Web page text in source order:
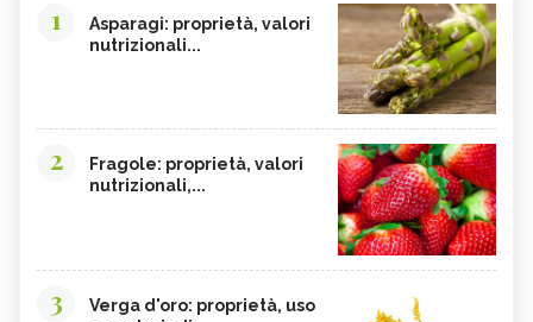
1
Asparagi: proprietà, valori
nutrizionali...
2
Fragole: proprietà, valori
nutrizionali,...
3
Verga d'oro: proprietà, uso